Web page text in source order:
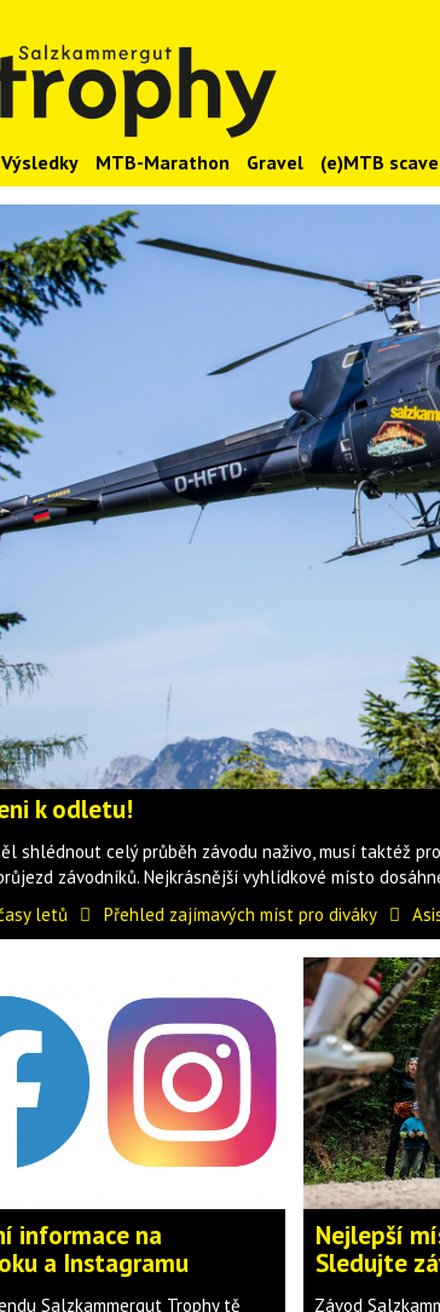
Výsledky MTB-Marathon Gravel (e)MTB
k odletu!
shlédnout celý průběh závodu naživo, musí taktéž
závodníků. Nejkrásnější vyhlídkové místo
letů
Přehled zajímavých míst pro diváky
informace na
a Instagramu
Salzkammergut Trophy tě
Nejlepší
Sledujte
Závod